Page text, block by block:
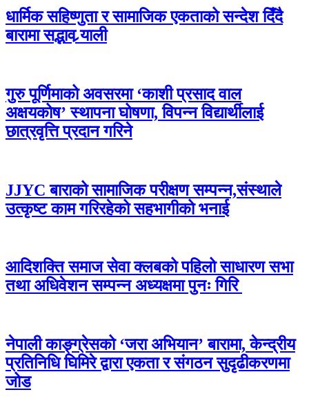
धार्मिक सहिष्णुता र सामाजिक एकताको सन्देश दिँदै
बारामा सद्भाव र्‍याली
गुरु पूर्णिमाको अवसरमा ‘काशी प्रसाद वाल
अक्षयकोष’ स्थापना घोषणा, विपन्न विद्यार्थीलाई
छात्रवृत्ति प्रदान गरिने
JJYC बाराको सामाजिक परीक्षण सम्पन्न,संस्थाले
उत्कृष्ट काम गरिरहेको सहभागीको भनाई
आदिशक्ति समाज सेवा क्लबको पहिलो साधारण सभा
तथा अधिवेशन सम्पन्न अध्यक्षमा पुनः गिरि
नेपाली काङ्ग्रेसको ‘जरा अभियान’ बारामा, केन्द्रीय
प्रतिनिधि घिमिरे द्वारा एकता र संगठन सुदृढीकरणमा
जोड